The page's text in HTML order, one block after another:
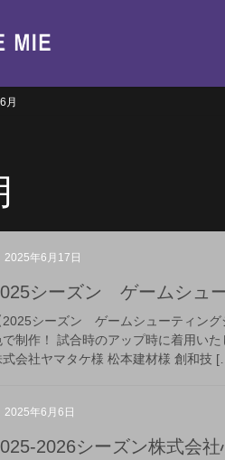
月
2025年6月17日
シーズン ゲームシュ
2025シーズン ゲームシューティン
で制作！ 試合時のアップ時に着用い
式会社ヤマタケ様 松本建材様 創和技
2025年6月6日
2026シーズン株式会